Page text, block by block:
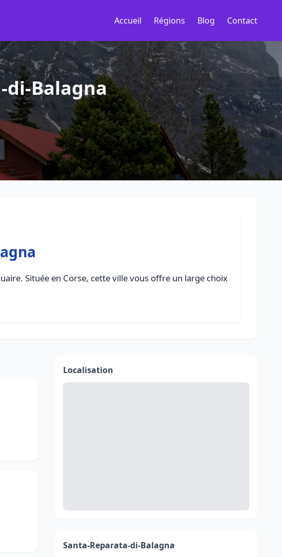
Accueil Régions Blog Contact
di-Balagna
Située en Corse, cette ville vous offre un large choix
Localisation
Santa-Reparata-di-Balagna